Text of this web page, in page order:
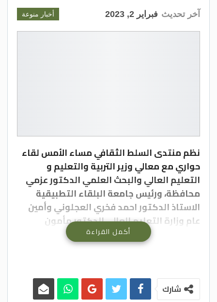
أخبار منوعة آخر تحديث فبراير 2, 2023
نظم منتدى السلط الثقافي مساء الأمس لقاء
حواري مع معالي وزير التربية والتعليم و
التعليم العالي والبحث العلمي الدكتور عزمي
محافظة، ورئيس جامعة البلقاء التطبيقية
الاستاذ الدكتور احمد فخري العجلوني وأمين
عام وزارة التعليم العالي الدكتور مأمون
الدبعي ورئيس هيئة اعتماد مؤسسات التعليم
العالي الدكتور ظافر الصرايره، ونواب وأعيان
مجلس امناء جامعة البلقاء التطبيقية.
وحضر اللقاء محافظ البلقاء الدكتور فراس ابو
أكمل القراءة
شارك